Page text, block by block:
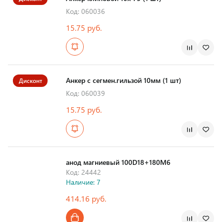
Код: 060036
15.75 руб.
Анкер с сегмен.гильзой 10мм (1 шт)
Код: 060039
15.75 руб.
Дисконт
анод магниевый 100D18+180M6
Код: 24442
Наличие: 7
414.16 руб.